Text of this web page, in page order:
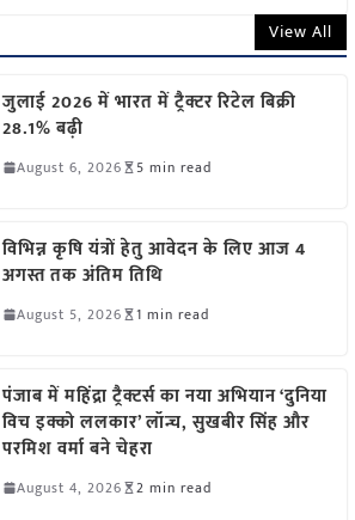
View All
जुलाई 2026 में भारत में ट्रैक्टर रिटेल बिक्री
28.1% बढ़ी
August 6, 2026 5 min read
विभिन्न कृषि यंत्रों हेतु आवेदन के लिए आज 4
अगस्त तक अंतिम तिथि
August 5, 2026 1 min read
पंजाब में महिंद्रा ट्रैक्टर्स का नया अभियान ‘दुनिया
विच इक्को ललकार’ लॉन्च, सुखबीर सिंह और
परमिश वर्मा बने चेहरा
August 4, 2026 2 min read